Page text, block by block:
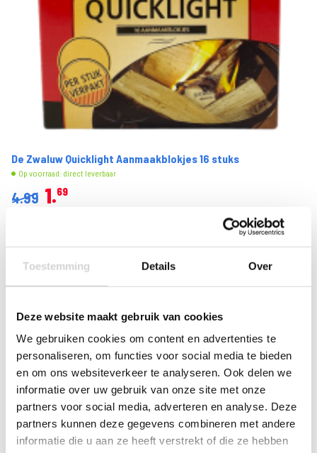
Toestemming Details Over
Deze website maakt gebruik van cookies
We gebruiken cookies om content en advertenties te
personaliseren, om functies voor social media te bieden
en om ons websiteverkeer te analyseren. Ook delen we
informatie over uw gebruik van onze site met onze
partners voor social media, adverteren en analyse. Deze
partners kunnen deze gegevens combineren met andere
informatie die u aan ze heeft verstrekt of die ze hebben
De Zwaluw Quicklight Aanmaakblokjes 16 stuks
Op voorraad: direct leverbaar
4.99 1 69